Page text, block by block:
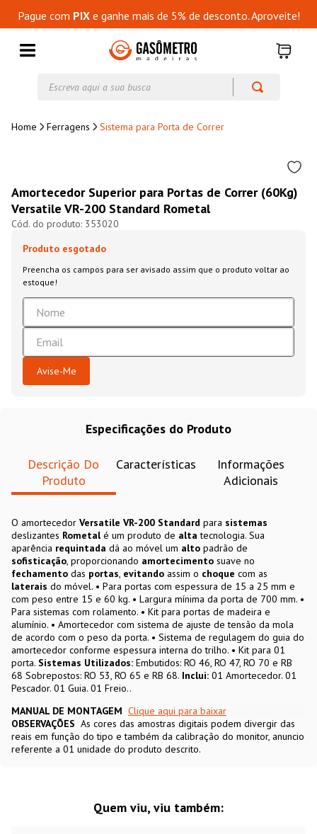
Pague com PIXe ganhe mais de 5% de desconto. Aproveite!
Ferragens Sistema para Porta de Correr
Amortecedor Superior para Portas de Correr (60Kg)
Versatile VR-200 Standard Rometal
353020
Especificações do Produto
Descrição Do
Produto
Características
Informações
Adicionais
O amortecedor Versatile VR-200 Standard para sistemas
deslizantes Rometalé um produto de alta tecnologia. Sua
aparência requintada dá ao móvel um alto padrão de
sofisticação, proporcionando amortecimento suave no
fechamento das portas, evitando assim o choque com as
laterais do móvel. • Para portas com espessura de 15 a 25 mm e
com peso entre 15 e 60 kg. • Largura mínima da porta de 700 mm. •
Para sistemas com rolamento. • Kit para portas de madeira e
alumínio. • Amortecedor com sistema de ajuste de tensão da mola
de acordo com o peso da porta. • Sistema de regulagem do guia do
amortecedor conforme espessura interna do trilho. • Kit para 01
porta. Sistemas Utilizados: Embutidos: RO 46, RO 47, RO 70 e RB
68 Sobrepostos: RO 53, RO 65 e RB 68. Inclui: 01 Amortecedor. 01
Pescador. 01 Guia. 01 Freio..
MANUAL DE MONTAGEM Clique aqui para baixar
OBSERVAÇÕES As cores das amostras digitais podem divergir das
reais em função do tipo e também da calibração do monitor, anuncio
referente a 01 unidade do produto descrito.
Quem viu, viu também: